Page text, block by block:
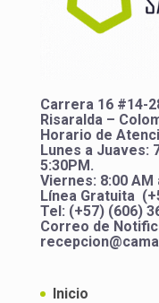
Carrera 16 #14-
Risaralda –
Horario de
Lunes a Juaves:
5:30PM.
Viernes: 8:00 AM
Línea Gratuita
Tel: (+57) (606)
Correo de
Inicio